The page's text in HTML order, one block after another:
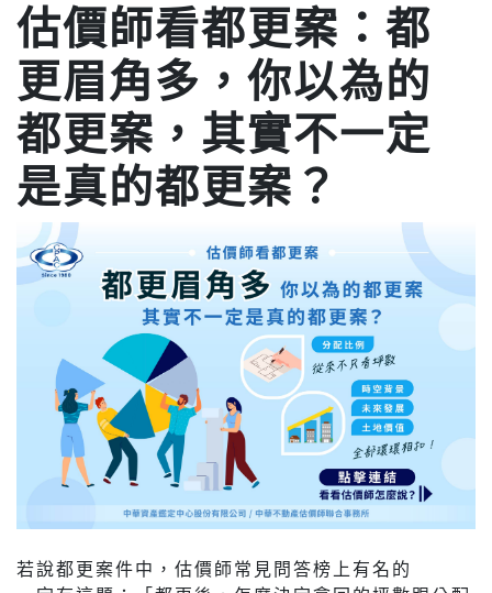
估價師看都更案：都
更眉角多，你以為的
都更案，其實不一定
是真的都更案？
若說都更案件中，估價師常見問答榜上有名的